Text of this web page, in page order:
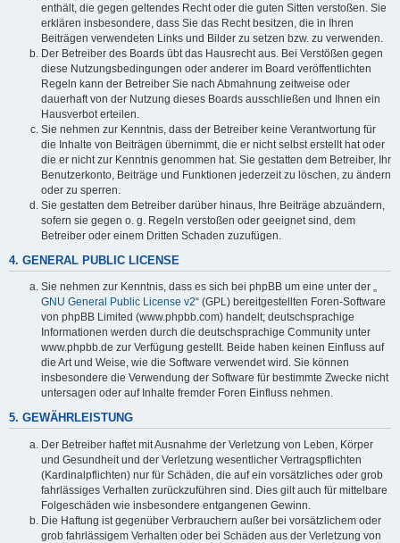
enthält, die gegen geltendes Recht oder die guten Sitten verstoßen. Sie
erklären insbesondere, dass Sie das Recht besitzen, die in Ihren
Beiträgen verwendeten Links und Bilder zu setzen bzw. zu verwenden.
Der Betreiber des Boards übt das Hausrecht aus. Bei Verstößen gegen
diese Nutzungsbedingungen oder anderer im Board veröffentlichten
Regeln kann der Betreiber Sie nach Abmahnung zeitweise oder
dauerhaft von der Nutzung dieses Boards ausschließen und Ihnen ein
Hausverbot erteilen.
Sie nehmen zur Kenntnis, dass der Betreiber keine Verantwortung für
die Inhalte von Beiträgen übernimmt, die er nicht selbst erstellt hat oder
die er nicht zur Kenntnis genommen hat. Sie gestatten dem Betreiber, Ihr
Benutzerkonto, Beiträge und Funktionen jederzeit zu löschen, zu ändern
oder zu sperren.
Sie gestatten dem Betreiber darüber hinaus, Ihre Beiträge abzuändern,
sofern sie gegen o. g. Regeln verstoßen oder geeignet sind, dem
Betreiber oder einem Dritten Schaden zuzufügen.
4. GENERAL PUBLIC LICENSE
Sie nehmen zur Kenntnis, dass es sich bei phpBB um eine unter der „
GNU General Public License v2“ (GPL) bereitgestellten Foren-Software
von phpBB Limited (www.phpbb.com) handelt; deutschsprachige
Informationen werden durch die deutschsprachige Community unter
www.phpbb.de zur Verfügung gestellt. Beide haben keinen Einfluss auf
die Art und Weise, wie die Software verwendet wird. Sie können
insbesondere die Verwendung der Software für bestimmte Zwecke nicht
untersagen oder auf Inhalte fremder Foren Einfluss nehmen.
5. GEWÄHRLEISTUNG
Der Betreiber haftet mit Ausnahme der Verletzung von Leben, Körper
und Gesundheit und der Verletzung wesentlicher Vertragspflichten
(Kardinalpflichten) nur für Schäden, die auf ein vorsätzliches oder grob
fahrlässiges Verhalten zurückzuführen sind. Dies gilt auch für mittelbare
Folgeschäden wie insbesondere entgangenen Gewinn.
Die Haftung ist gegenüber Verbrauchern außer bei vorsätzlichem oder
grob fahrlässigem Verhalten oder bei Schäden aus der Verletzung von